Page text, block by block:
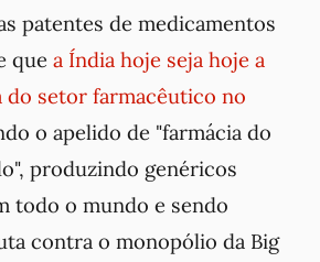
patentes de medicamentos
que a Índia hoje seja hoje a
do setor farmacêutico no
o apelido de "farmácia do
produzindo genéricos
todo o mundo e sendo
contra o monopólio da Big